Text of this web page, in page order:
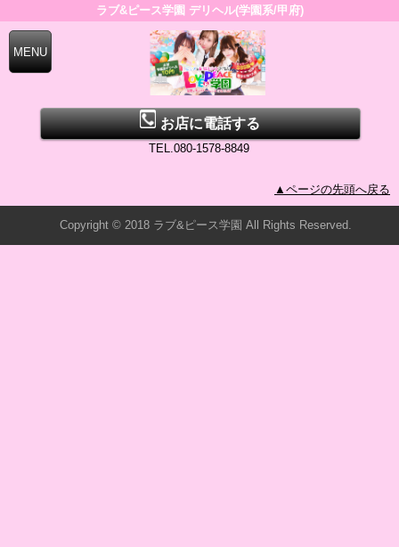
ラブ&ピース学園 デリヘル(学園系/甲府)
お店に電話する
TEL.080-1578-8849
▲ページの先頭へ戻る
Copyright © 2018 ラブ&ピース学園 All Rights Reserved.